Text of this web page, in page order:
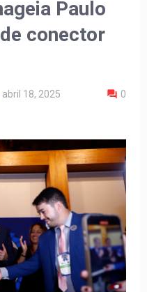
Paulo
conector
abril 18, 2025 0